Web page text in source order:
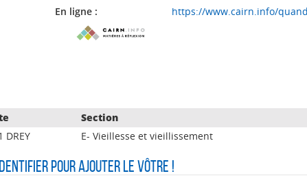
En ligne :
https://www.cairn.info/
Section
DREY E- Vieillesse et vieillissement
pour ajouter le vôtre !